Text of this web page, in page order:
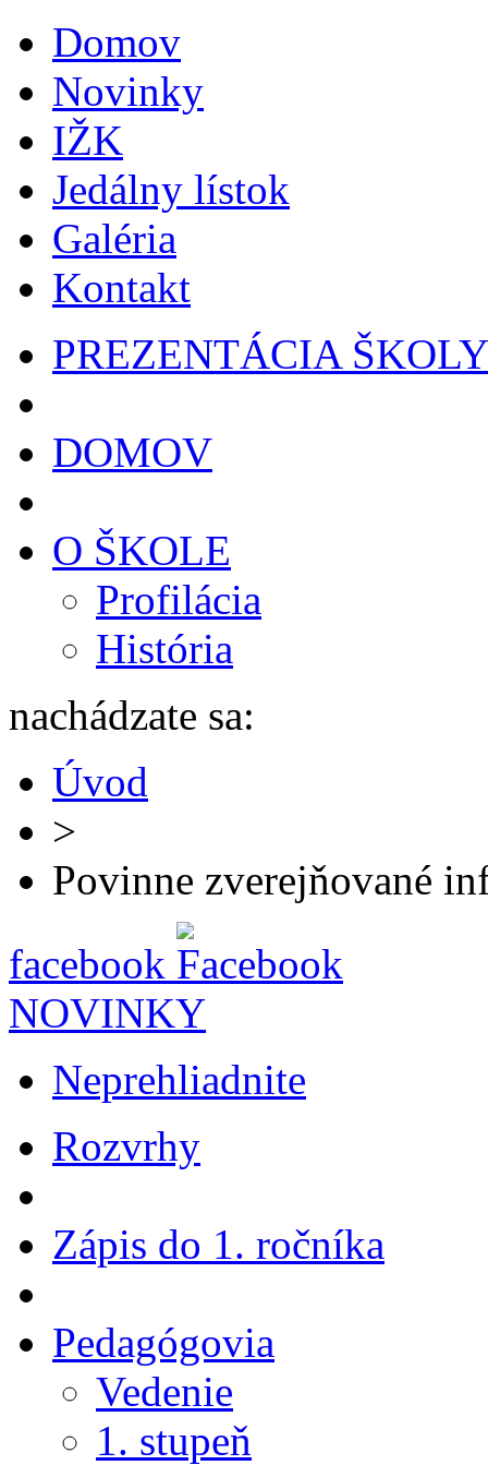
Domov
Novinky
IŽK
Jedálny lístok
Galéria
Kontakt
PREZENTÁCIA ŠKOLY
DOMOV
O ŠKOLE
Profilácia
História
nachádzate sa:
Úvod
>
Povinne zverejňované
facebook
NOVINKY
Neprehliadnite
Rozvrhy
Zápis do 1. ročníka
Pedagógovia
Vedenie
1. stupeň